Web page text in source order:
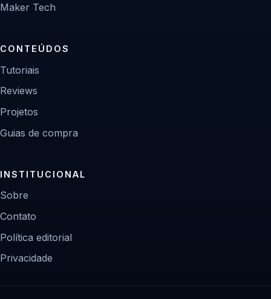
Maker Tech
CONTEÚDOS
Tutoriais
Reviews
Projetos
Guias de compra
INSTITUCIONAL
Sobre
Contato
Política editorial
Privacidade